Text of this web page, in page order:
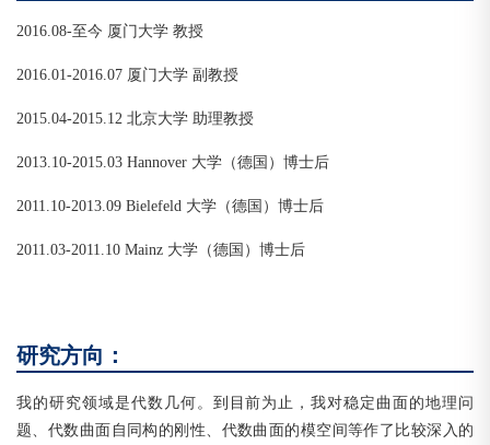
2016.08-至今 厦门大学 教授
2016.01-2016.07 厦门大学 副教授
2015.04-2015.12 北京大学 助理教授
2013.10-2015.03 Hannover 大学（德国）博士后
2011.10-2013.09 Bielefeld 大学（德国）博士后
2011.03-2011.10 Mainz 大学（德国）博士后
研究方向：
我的研究领域是代数几何。到目前为止，我对稳定曲面的地理问
题、代数曲面自同构的刚性、代数曲面的模空间等作了比较深入的